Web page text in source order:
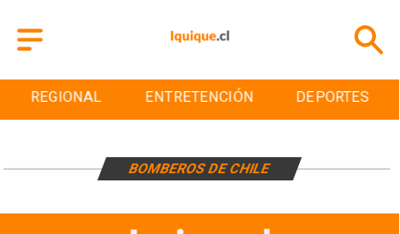
REGIONAL ENTRETENCIÓN DEPORTES
BOMBEROS DE CHILE